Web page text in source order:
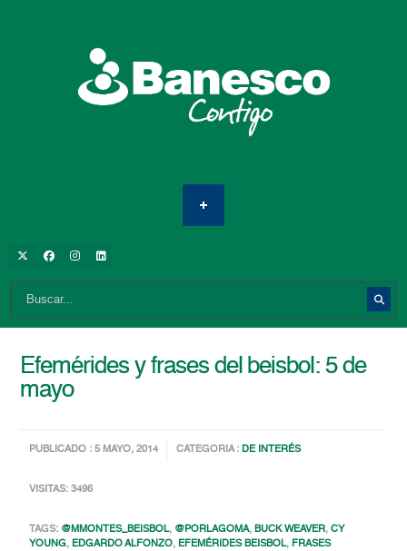
Efemérides y frases del beisbol: 5 de
mayo
PUBLICADO : 5 MAYO, 2014 CATEGORIA :DE INTERÉS
VISITAS: 3496
TAGS: @MMONTES_BEISBOL, @PORLAGOMA,BUCK WEAVER,CY
YOUNG, EDGARDO ALFONZO, EFEMÉRIDES BEISBOL, FRASES